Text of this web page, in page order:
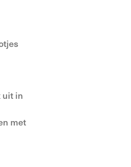
uit in
met